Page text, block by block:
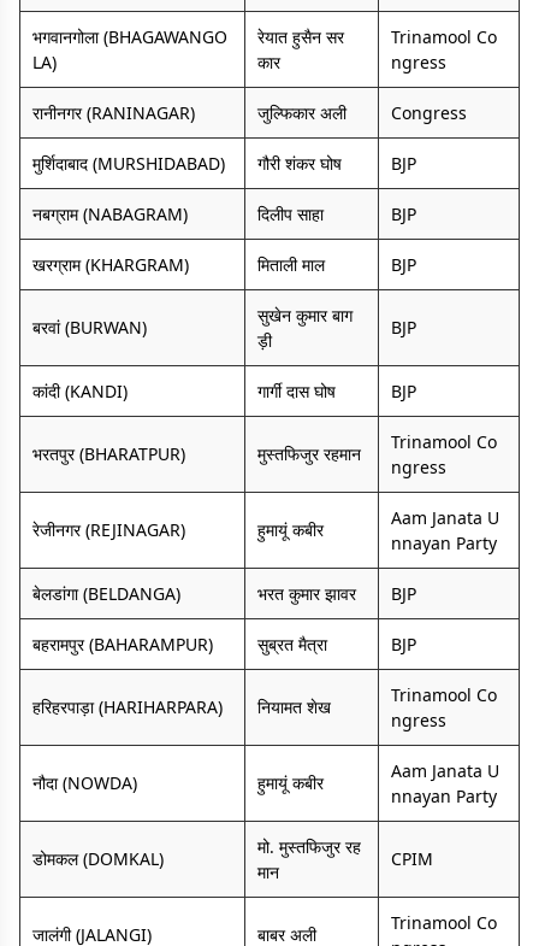
भगवानगोला (BHAGAWANGO
LA)
रेयात हुसैन सर
कार
Trinamool Co
ngress
रानीनगर (RANINAGAR) जुल्फिकार अली Congress
मुर्शिदाबाद (MURSHIDABAD) गौरी शंकर घोष BJP
नबग्राम (NABAGRAM) दिलीप साहा BJP
खरग्राम (KHARGRAM) मिताली माल BJP
बरवां (BURWAN)
सुखेन कुमार बाग
ड़ी
BJP
कांदी (KANDI) गार्गी दास घोष BJP
भरतपुर (BHARATPUR) मुस्तफिजुर रहमान
Trinamool Co
ngress
रेजीनगर (REJINAGAR) हुमायूं कबीर
Aam Janata U
nnayan Party
बेलडांगा (BELDANGA) भरत कुमार झावर BJP
बहरामपुर (BAHARAMPUR) सुब्रत मैत्रा BJP
हरिहरपाड़ा (HARIHARPARA) नियामत शेख
Trinamool Co
ngress
नौदा (NOWDA) हुमायूं कबीर
Aam Janata U
nnayan Party
डोमकल (DOMKAL)
मो. मुस्तफिजुर रह
मान
CPIM
जालंगी (JALANGI) बाबर अली
Trinamool Co